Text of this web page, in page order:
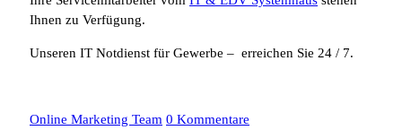
Ihnen zu Verfügung.
Unseren IT Notdienst für Gewerbe – erreichen Sie 24 / 7.
Online Marketing Team 0 Kommentare